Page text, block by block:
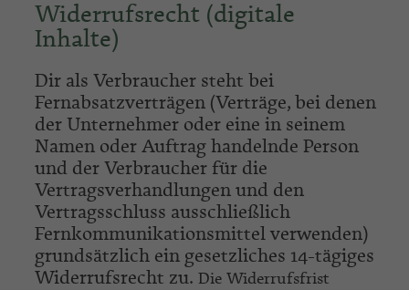
Widerrufsrecht (digitale
Inhalte)
Dir als Verbraucher steht bei
Fernabsatzverträgen (Verträge, bei denen
der Unternehmer oder eine in seinem
Namen oder Auftrag handelnde Person
und der Verbraucher für die
Vertragsverhandlungen und den
Vertragsschluss ausschließlich
Fernkommunikationsmittel verwenden)
grundsätzlich ein gesetzliches 14-tägiges
Widerrufsrecht zu. Die Widerrufsfrist